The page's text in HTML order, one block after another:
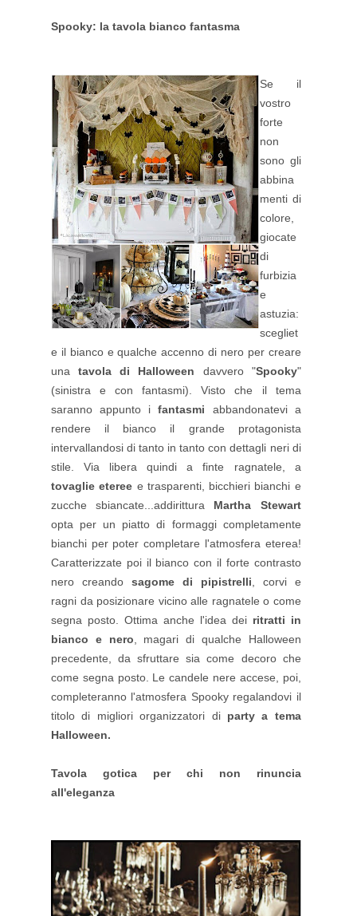
Spooky: la tavola bianco fantasma
Se il
vostro
forte
non
sono gli
abbina
menti di
colore,
giocate
di
furbizia
e
astuzia:
scegliet
e il bianco e qualche accenno di nero per creare
unatavola di Halloween davvero "Spooky"
(sinistra e con fantasmi). Visto che il tema
saranno appunto ifantasmi abbandonatevi a
rendere il bianco il grande protagonista
intervallandosi di tanto in tanto con dettagli neri di
stile. Via libera quindi a finte ragnatele, a
tovaglie eteree e trasparenti, bicchieri bianchi e
zucche sbiancate...addirittura Martha Stewart
opta per un piatto di formaggi completamente
bianchi per poter completare l'atmosfera eterea!
Caratterizzate poi il bianco con il forte contrasto
nero creando sagome di pipistrelli , corvi e
ragni da posizionare vicino alle ragnatele o come
segna posto. Ottima anche l'idea dei ritratti in
bianco e nero , magari di qualche Halloween
precedente, da sfruttare sia come decoro che
come segna posto. Le candele nere accese, poi,
completeranno l'atmosfera Spooky regalandovi il
titolo di migliori organizzatori di party a tema
Halloween.
Tavola gotica per chi non rinuncia
all'eleganza